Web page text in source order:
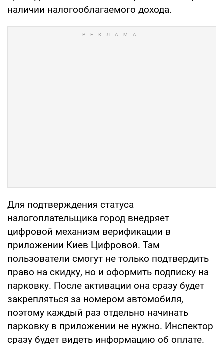
наличии налогооблагаемого дохода.
Для подтверждения статуса
налогоплательщика город внедряет
цифровой механизм верификации в
приложении Киев Цифровой. Там
пользователи смогут не только подтвердить
право на скидку, но и оформить подписку на
парковку. После активации она сразу будет
закрепляться за номером автомобиля,
поэтому каждый раз отдельно начинать
парковку в приложении не нужно. Инспектор
сразу будет видеть информацию об оплате.